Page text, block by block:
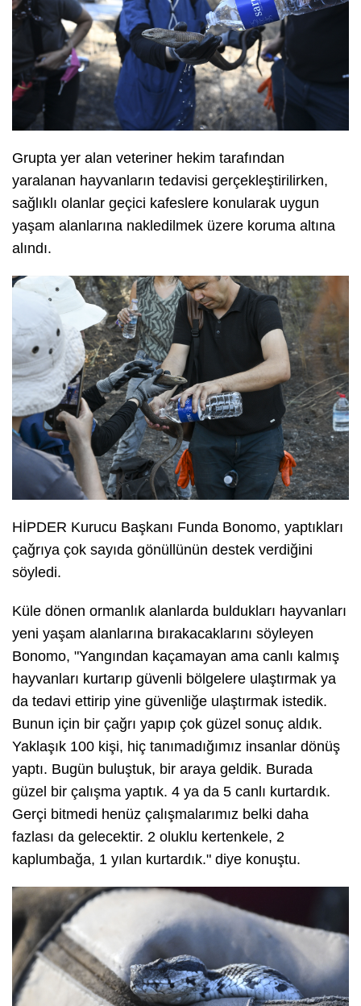
Grupta yer alan veteriner hekim tarafından
yaralanan hayvanların tedavisi gerçekleştirilirken,
sağlıklı olanlar geçici kafeslere konularak uygun
yaşam alanlarına nakledilmek üzere koruma altına
alındı.
HİPDER Kurucu Başkanı Funda Bonomo, yaptıkları
çağrıya çok sayıda gönüllünün destek verdiğini
söyledi.
Küle dönen ormanlık alanlarda buldukları hayvanları
yeni yaşam alanlarına bırakacaklarını söyleyen
Bonomo, "Yangından kaçamayan ama canlı kalmış
hayvanları kurtarıp güvenli bölgelere ulaştırmak ya
da tedavi ettirip yine güvenliğe ulaştırmak istedik.
Bunun için bir çağrı yapıp çok güzel sonuç aldık.
Yaklaşık 100 kişi, hiç tanımadığımız insanlar dönüş
yaptı. Bugün buluştuk, bir araya geldik. Burada
güzel bir çalışma yaptık. 4 ya da 5 canlı kurtardık.
Gerçi bitmedi henüz çalışmalarımız belki daha
fazlası da gelecektir. 2 oluklu kertenkele, 2
kaplumbağa, 1 yılan kurtardık." diye konuştu.